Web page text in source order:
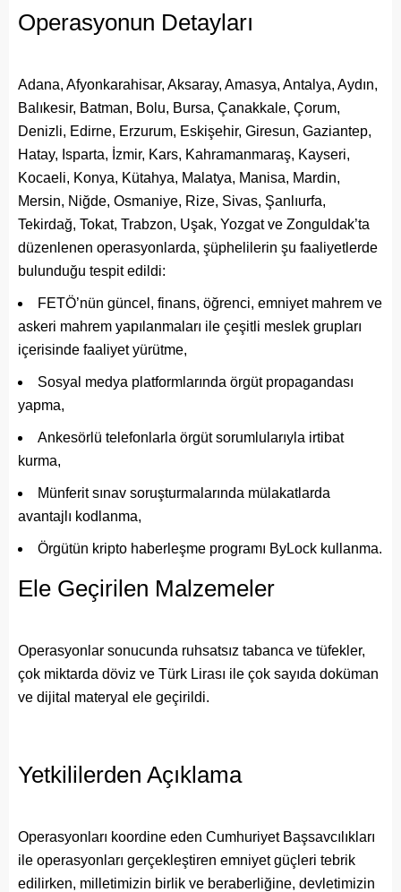
Operasyonun Detayları
Adana, Afyonkarahisar, Aksaray, Amasya, Antalya, Aydın,
Balıkesir, Batman, Bolu, Bursa, Çanakkale, Çorum,
Denizli, Edirne, Erzurum, Eskişehir, Giresun, Gaziantep,
Hatay, Isparta, İzmir, Kars, Kahramanmaraş, Kayseri,
Kocaeli, Konya, Kütahya, Malatya, Manisa, Mardin,
Mersin, Niğde, Osmaniye, Rize, Sivas, Şanlıurfa,
Tekirdağ, Tokat, Trabzon, Uşak, Yozgat ve Zonguldak’ta
düzenlenen operasyonlarda, şüphelilerin şu faaliyetlerde
bulunduğu tespit edildi:
FETÖ’nün güncel, finans, öğrenci, emniyet mahrem ve
askeri mahrem yapılanmaları ile çeşitli meslek grupları
içerisinde faaliyet yürütme,
Sosyal medya platformlarında örgüt propagandası
yapma,
Ankesörlü telefonlarla örgüt sorumlularıyla irtibat
kurma,
Münferit sınav soruşturmalarında mülakatlarda
avantajlı kodlanma,
Örgütün kripto haberleşme programı ByLock kullanma.
Ele Geçirilen Malzemeler
Operasyonlar sonucunda ruhsatsız tabanca ve tüfekler,
çok miktarda döviz ve Türk Lirası ile çok sayıda doküman
ve dijital materyal ele geçirildi.
Yetkililerden Açıklama
Operasyonları koordine eden Cumhuriyet Başsavcılıkları
ile operasyonları gerçekleştiren emniyet güçleri tebrik
edilirken, milletimizin birlik ve beraberliğine, devletimizin